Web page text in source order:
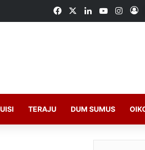
FacebookLinkedInYouTube
TERAJU DUM SUMUS